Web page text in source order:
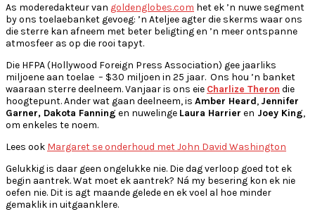
As moderedakteur van goldenglobes.com het ek ’n nuwe segment
by ons toelaebanket gevoeg: ’n Ateljee agter die skerms waar ons
die sterre kan afneem met beter beligting en ’n meer ontspanne
atmosfeer as op die rooi tapyt.
Die HFPA (Hollywood Foreign Press Association) gee jaarliks
miljoene aan toelae – $30 miljoen in 25 jaar. Ons hou ’n banket
waaraan sterre deelneem. Vanjaar is ons eie Charlize Theron die
hoogtepunt. Ander wat gaan deelneem, is Amber Heard, Jennifer
Garner, Dakota Fanning en nuwelinge Laura Harrier en Joey King,
om enkeles te noem.
Lees ook Margaret se onderhoud met John David Washington
Gelukkig is daar geen ongelukke nie. Die dag verloop goed tot ek
begin aantrek. Wat moet ek aantrek? Ná my besering kon ek nie
oefen nie. Dit is agt maande gelede en ek voel al hoe minder
gemaklik in uitgaanklere.